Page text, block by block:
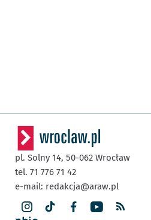
pl. Solny 14, 50-062 Wrocław
tel. 71 776 71 42
e-mail: redakcja@araw.pl